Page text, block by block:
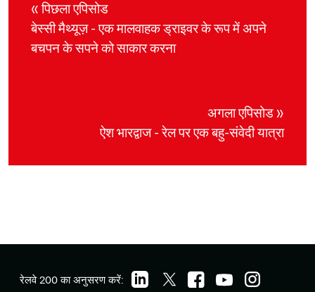
« पिछला एपिसोड
बेस्सी मैथ्यूज़ - एक मालवाहक ड्राइवर के रूप में अपने
बचपन के सपने को साकार करना
अगला एपिसोड »
ऐश भारद्वाज - रेल पर एक बहु-संवेदी यात्रा
रेलवे 200 का अनुसरण करें: